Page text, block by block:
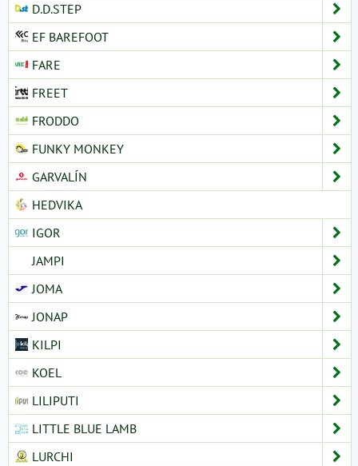
D.D.STEP
EF BAREFOOT
FARE
FREET
FRODDO
FUNKY MONKEY
GARVALÍN
HEDVIKA
IGOR
JAMPI
JOMA
JONAP
KILPI
KOEL
LILIPUTI
LITTLE BLUE LAMB
LURCHI